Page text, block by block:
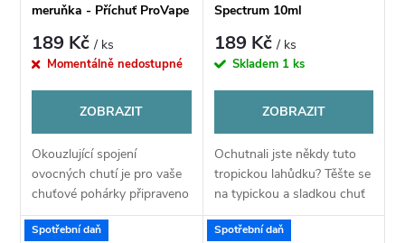
meruňka - Příchuť ProVape
189 Kč/ ks
Momentálně nedostupné
ZOBRAZIT
Okouzlující spojení
ovocných chutí je pro vaše
chuťové pohárky připraveno
v této nové příchuti výrobce
ProVape. Představuje
Spectrum 10ml
189 Kč/ ks
Skladem 1 ks
ZOBRAZIT
Ochutnali jste někdy tuto
tropickou lahůdku? Těšte se
na typickou a sladkou chuť
tohoto exotického plodu,
učaruje vám. Příchuť přináší
Spotřební daň Spotřební daň